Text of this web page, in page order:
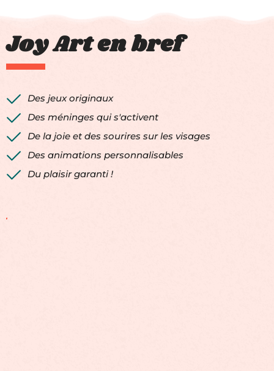
Joy Art en bref
Des jeux originaux
Des méninges qui s'activent
De la joie et des sourires sur les visages
Des animations personnalisables
Du plaisir garanti !